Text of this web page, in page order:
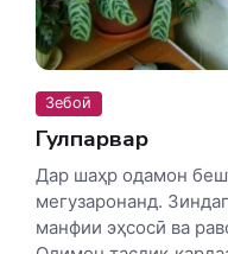
Зебоӣ
Гулпарварӣ
Дар шаҳр одамон
мегузаронанд.
манфии эҳсосӣ ва